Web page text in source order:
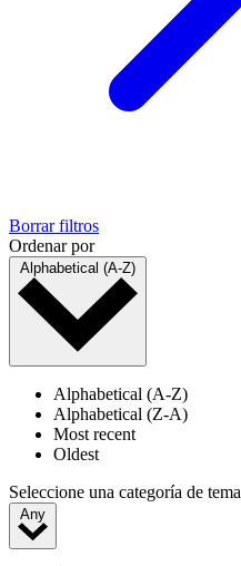
Borrar filtros
Ordenar por
Alphabetical (A-Z)
Alphabetical (A-Z)
Alphabetical (Z-A)
Most recent
Oldest
Seleccione una categoría de tema
Any